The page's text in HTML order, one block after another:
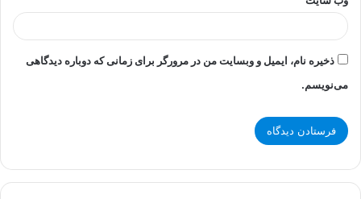
ذخیره نام، ایمیل و وبسایت من در مرورگر برای زمانی که دوباره دیدگاهی
می‌نویسم.